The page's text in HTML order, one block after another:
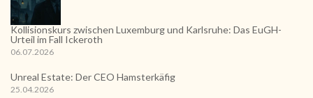
Kollisionskurs zwischen Luxemburg und Karlsruhe: Das EuGH-
Urteil im Fall Ickeroth
06.07.2026
Unreal Estate: Der CEO Hamsterkäfig
25.04.2026